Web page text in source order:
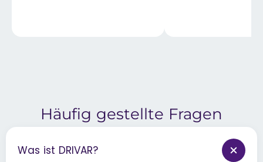
Häufig gestellte Fragen
Was ist DRIVAR?